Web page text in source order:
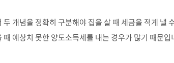
두 개념을 정확히 구분해야 집을 살 때 세금을 적게 낼
때 예상치 못한 양도소득세를 내는 경우가 많기 때문입